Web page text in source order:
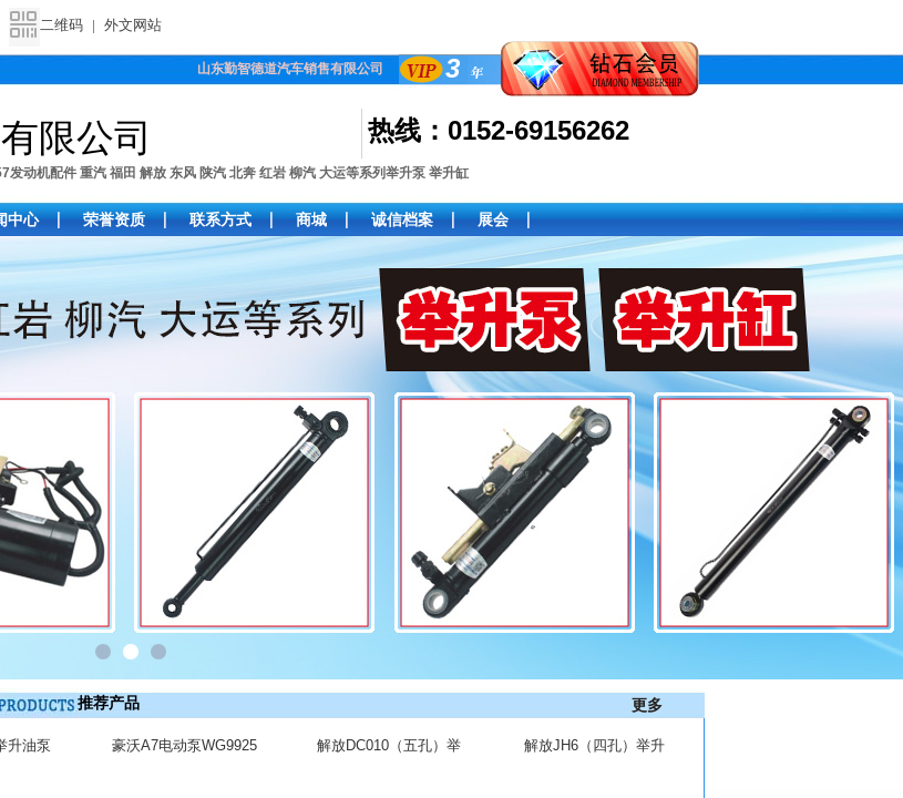
二维码 | 外文网站
山东勤智德道汽车销售有限公司 3
限公司 热线： 0152-69156262
动机配件 重汽 福田 解放 东风 陕汽 北奔 红岩 柳汽 大运等系列举升泵 举升缸
中心 荣誉资质 联系方式 商城 诚信档案 展会
推荐产品 更多
升油泵
豪沃A7电动泵WG9925
820031
升油泵5001150-DC010
解放JH6（四孔）举升
油泵5002070A1063-C0